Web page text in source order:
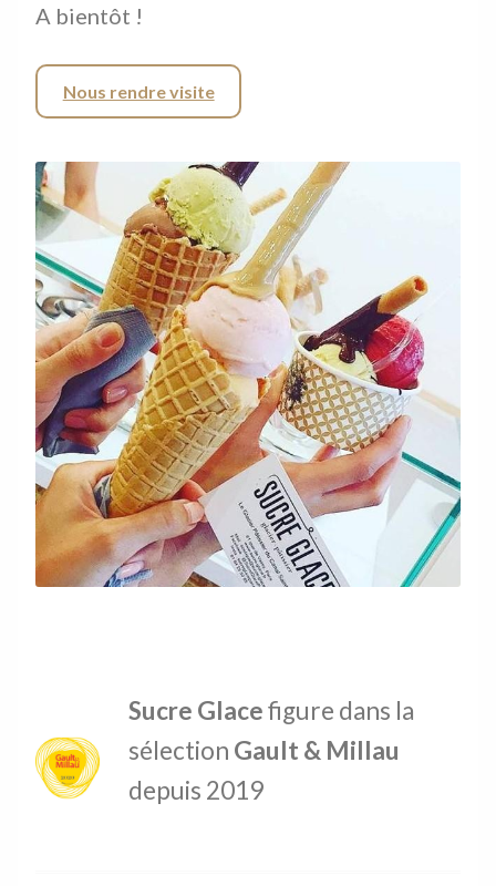
A bientôt !
Nous rendre visite
Sucre Glacefigure dans la
sélection Gault & Millau
depuis 2019